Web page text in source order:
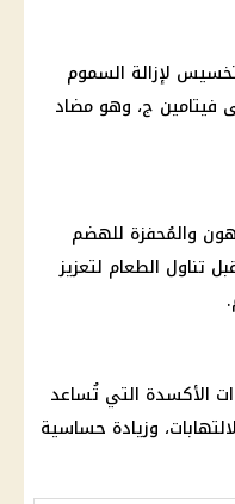
لإزالة السموم
فيتامين ج، وهو مضاد
والمُحفزة للهضم
تناول الطعام لتعزيز
الأكسدة التي تُساعد
وزيادة حساسية